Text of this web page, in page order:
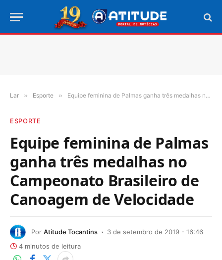
Lar » Esporte » Equipe feminina de Palmas ganha três medalhas no Campeonato Brasileiro de Canoagem de Velocidade
ESPORTE
Equipe feminina de Palmas
ganha três medalhas no
Campeonato Brasileiro de
Canoagem de Velocidade
Por Atitude Tocantins
3 de setembro de 2019 - 16:46
4 minutos de leitura